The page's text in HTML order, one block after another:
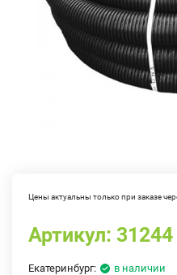
Цены актуальны только при заказе
Артикул: 31244
Екатеринбург: в наличии